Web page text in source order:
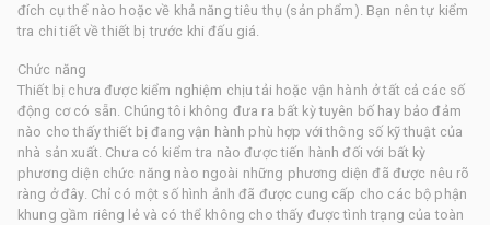
đích cụ thể nào hoặc về khả năng tiêu thụ (sản phẩm). Bạn nên tự kiểm
tra chi tiết về thiết bị trước khi đấu giá.
Chức năng
Thiết bị chưa được kiểm nghiệm chịu tải hoặc vận hành ở tất cả các số
động cơ có sẵn. Chúng tôi không đưa ra bất kỳ tuyên bố hay bảo đảm
nào cho thấy thiết bị đang vận hành phù hợp với thông số kỹ thuật của
nhà sản xuất. Chưa có kiểm tra nào được tiến hành đối với bất kỳ
phương diện chức năng nào ngoài những phương diện đã được nêu rõ
ràng ở đây. Chỉ có một số hình ảnh đã được cung cấp cho các bộ phận
khung gầm riêng lẻ và có thể không cho thấy được tình trạng của toàn